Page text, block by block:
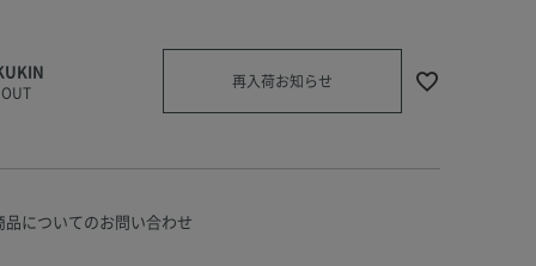
再入荷お知らせ
品についてのお問い合わせ